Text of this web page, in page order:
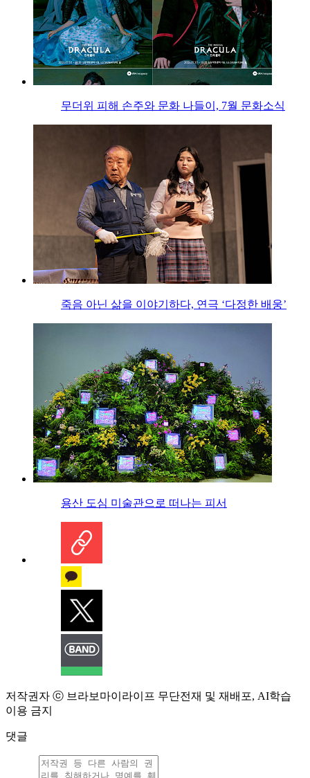
무더위 피해 손주와 문화 나들이, 7월 문화소식
죽음 아닌 삶을 이야기하다, 연극 ‘다정한 배웅’
용산 도심 미술관으로 떠나는 피서
저작권자 ⓒ 브라보마이라이프 무단전재 및 재배포, AI학습
이용 금지
댓글